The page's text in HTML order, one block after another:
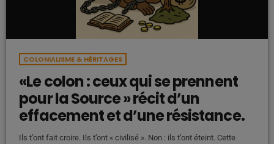
COLONIALISME & HÉRITAGES
«Le colon : ceux qui se prennent
pour la Source » récit d’un
effacement et d’une résistance.
Ils t’ont fait croire. Ils t’ont « civilisé ». Non : ils t’ont éteint. Cette